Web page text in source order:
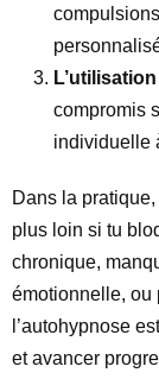
compromis
individuelle
Dans la
plus loin si tu
chronique,
émotionnelle, ou
l’autohypnose
et avancer